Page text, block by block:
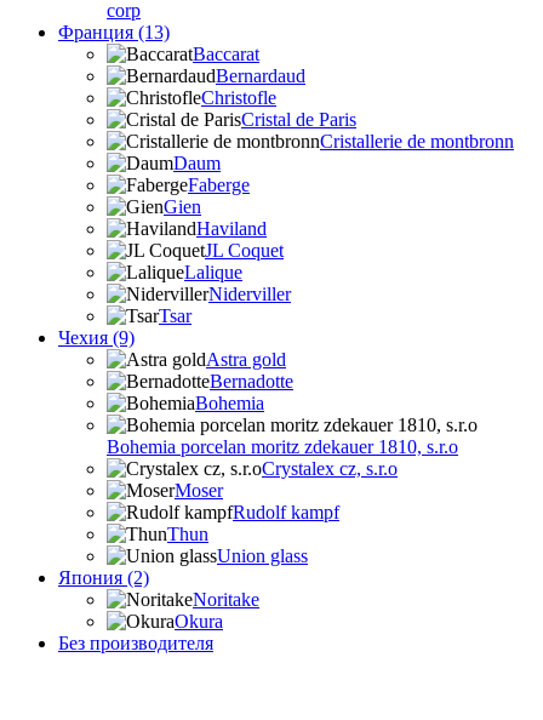
corp
Франция (13)
Baccarat
Bernardaud
Christofle
Cristal de Paris
Cristallerie de montbronn
Daum
Faberge
Gien
Haviland
JL Coquet
Lalique
Niderviller
Tsar
Чехия (9)
Astra gold
Bernadotte
Bohemia
Bohemia porcelan moritz zdekauer 1810, s.r.o
Crystalex cz, s.r.o
Moser
Rudolf kampf
Thun
Union glass
Япония (2)
Noritake
Okura
Без производителя